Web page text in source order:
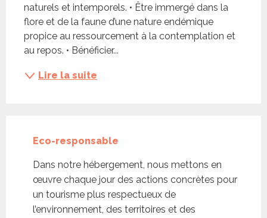
naturels et intemporels. • Être immergé dans la
flore et de la faune d’une nature endémique
propice au ressourcement à la contemplation et
au repos. • Bénéficier...
Lire la suite
Eco-responsable
Dans notre hébergement, nous mettons en
œuvre chaque jour des actions concrètes pour
un tourisme plus respectueux de
l’environnement, des territoires et des